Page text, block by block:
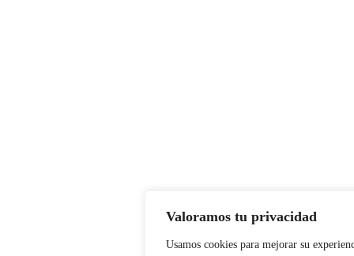
Valoramos tu privacidad
Usamos cookies para mejorar su